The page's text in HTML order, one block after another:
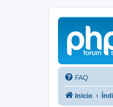
FAQ
Inicio